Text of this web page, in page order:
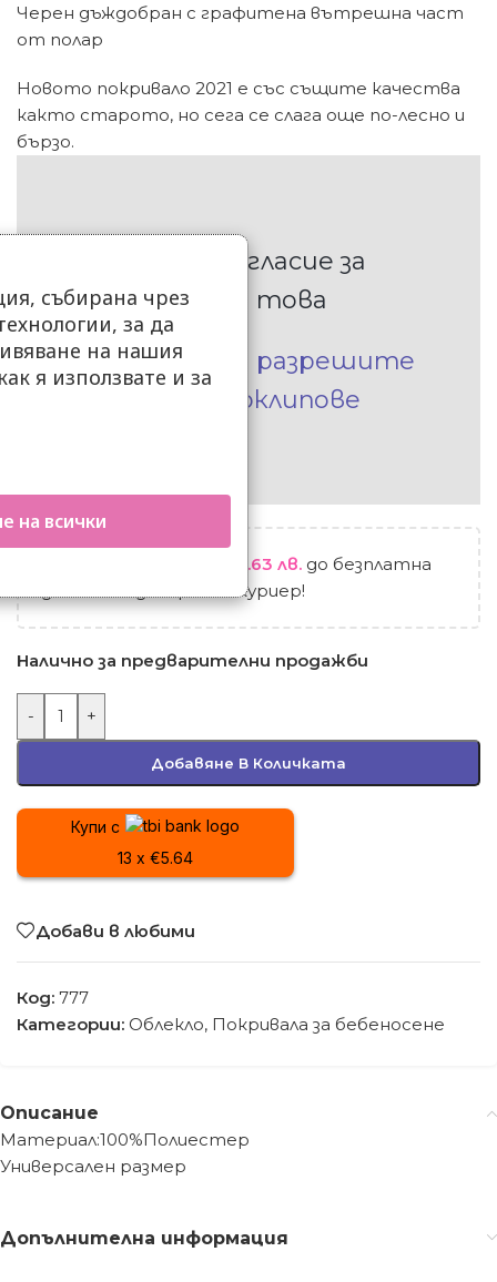
Черен дъждобран с графитена вътрешна част
от полар
Новото покривало 2021 е със същите качества
както старото, но сега се слага още по-лесно и
бързо.
Приемане на съгласие за
преглеждане на това
Кликнете, за да разрешите
Вградени видеоклипове
/ 193.63 лв. до безплатна
доставка до офис на куриер!
Налично за предварителни продажби
- +
Добавяне В Количката
Купи с
13 x €5.64
Добави в любими
Код: 777
Категории: Облекло, Покривала за бебеносене
Описание
Материал:100%Полиестер
Универсален размер
Допълнителна информация
събирана чрез
за да
на нашия
я използвате и за
на всички